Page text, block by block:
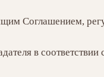
Соглашением,
в